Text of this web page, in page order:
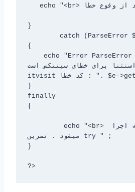
}
{
استثنا برای خطای سینتکس است  " ."<br>
itvisit کد خطا : ". $e->getMessage();
}
finally
{
میشود . تمرین try " ;
}
?>